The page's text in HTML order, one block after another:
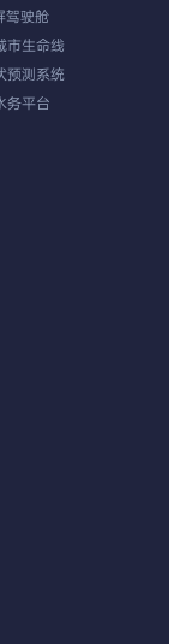
驾驶舱
市生命线
预测系统
务平台